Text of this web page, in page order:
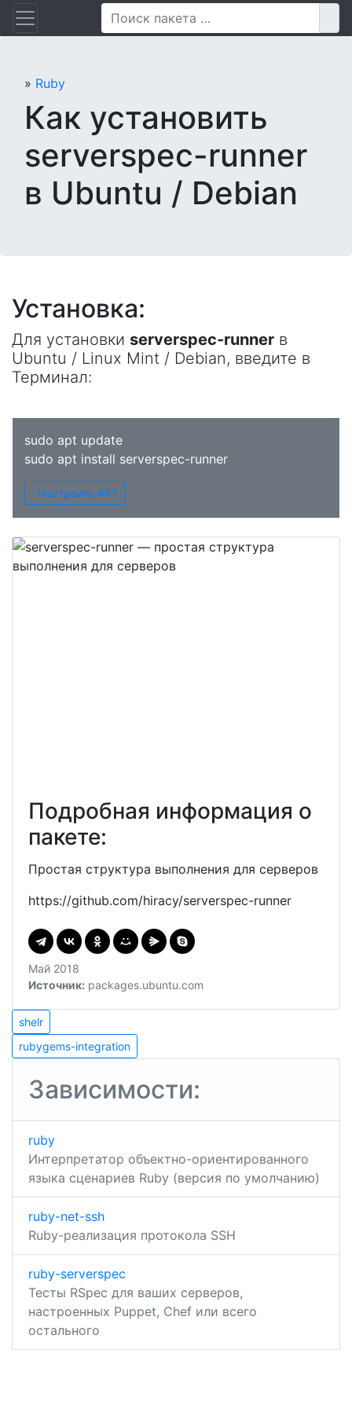
Перейти
» Ruby
Как установить
serverspec-runner
в Ubuntu / Debian
Установка:
Для установки serverspec-runner в
Ubuntu / Linux Mint / Debian, введите в
Терминал:
sudo apt update
sudo apt install serverspec-runner
Настроить APT
Подробная информация о
пакете:
Простая структура выполнения для серверов
https://github.com/hiracy/serverspec-runner
Май 2018
Источник: packages.ubuntu.com
Навигация
по
записям
shelr
shelr
rubygems-
integration
rubygems-integration
Зависимости:
ruby
Интерпретатор объектно-ориентированного
языка сценариев Ruby (версия по умолчанию)
ruby-net-ssh
Ruby-реализация протокола SSH
ruby-serverspec
Тесты RSpec для ваших серверов,
настроенных Puppet, Chef или всего
остального